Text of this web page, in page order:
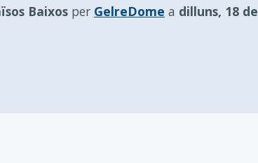
Baixos per GelreDome a dilluns, 18 de